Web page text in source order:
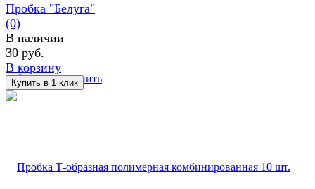
избранное сравнить
Пробка "Белуга"
(0)
В наличии
30 руб.
В корзину